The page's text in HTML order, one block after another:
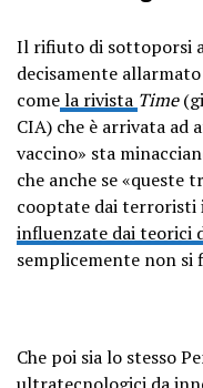
Il rifiuto di sottoporsi
decisamente
comela rivista Time
CIA) che è arrivata ad
vaccino» sta
che anche se «queste
cooptate dai terroristi
influenzate dai teorici
semplicemente non si
Che poi sia lo stesso